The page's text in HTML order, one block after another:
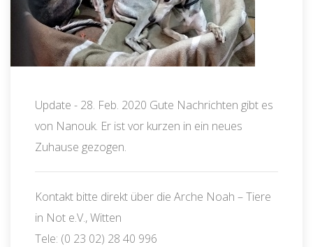
Update - 28. Feb. 2020 Gute Nachrichten gibt es
von Nanouk. Er ist vor kurzen in ein neues
Zuhause gezogen.
Kontakt bitte direkt über die Arche Noah – Tiere
in Not e.V., Witten
Tele: (0 23 02) 28 40 996